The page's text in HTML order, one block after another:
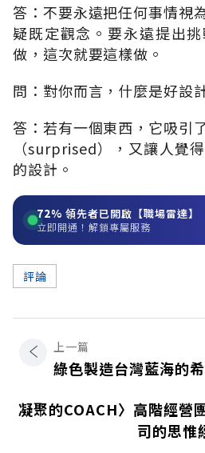
答：不要永遠把任何事情視
疑既定觀念。要永遠提出
做，這次就要這樣做。
問：對你而言，什麼是好設
答：若有一個東西，它吸引
（surprised），又讓人覺
的設計。
72% 領先者已開啟【職場雷達】
立即開通！解鎖專屬服務
評論
上一篇
綠色製造台灣藍海的
凝聚的COACH〉高階經營
司的思惟